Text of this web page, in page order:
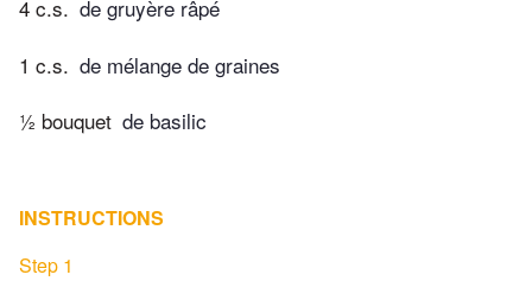
4 c.s. de gruyère râpé
1 c.s. de mélange de graines
½ bouquet de basilic
INSTRUCTIONS
Step 1